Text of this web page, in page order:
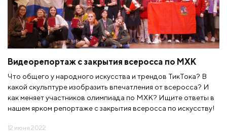
Видеорепортаж с закрытия всеросса по МХК
Что общего у народного искусства и трендов ТикТока? В
какой скульптуре изобразить впечатления от всеросса? И
как меняет участников олимпиада по МХК? Ищите ответы в
нашем ярком репортаже с закрытия всеросса по искусству!
12 июня 2022